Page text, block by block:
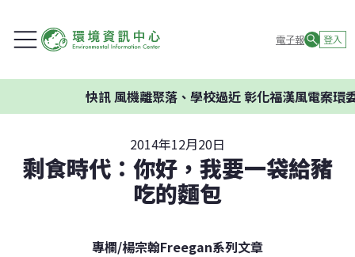
電子報 登入
風機離聚落、學校過近 彰化福漢風電案環委建議不
2014年12月20日
剩食時代：你好，我要一袋給豬
吃的麵包
專欄/楊宗翰Freegan系列文章